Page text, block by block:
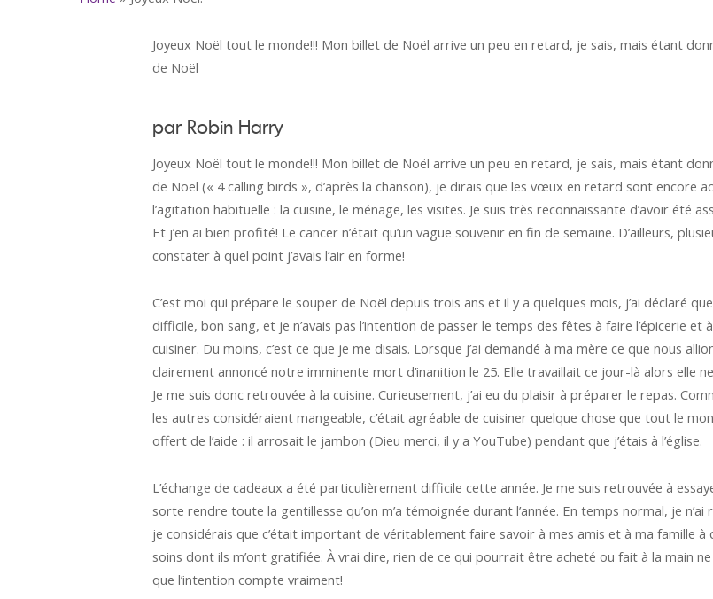
Joyeux Noël tout le monde!!! Mon billet de Noël arrive un peu en retard, je sais, mais étant
de Noël
par Robin Harry
Joyeux Noël tout le monde!!! Mon billet de Noël arrive un peu en retard, je sais, mais étant
de Noël (« 4 calling birds », d’après la chanson), je dirais que les vœux en retard sont encore
l’agitation habituelle : la cuisine, le ménage, les visites. Je suis très reconnaissante d’avoir
Et j’en ai bien profité! Le cancer n’était qu’un vague souvenir en fin de semaine. D’ailleurs,
constater à quel point j’avais l’air en forme!
C’est moi qui prépare le souper de Noël depuis trois ans et il y a quelques mois, j’ai déclaré
difficile, bon sang, et je n’avais pas l’intention de passer le temps des fêtes à faire l’épicerie et
cuisiner. Du moins, c’est ce que je me disais. Lorsque j’ai demandé à ma mère ce que nous
clairement annoncé notre imminente mort d’inanition le 25. Elle travaillait ce jour-là alors elle
Je me suis donc retrouvée à la cuisine. Curieusement, j’ai eu du plaisir à préparer le repas.
les autres considéraient mangeable, c’était agréable de cuisiner quelque chose que tout le
offert de l’aide : il arrosait le jambon (Dieu merci, il y a YouTube) pendant que j’étais à l’église.
L’échange de cadeaux a été particulièrement difficile cette année. Je me suis retrouvée à
sorte rendre toute la gentillesse qu’on m’a témoignée durant l’année. En temps normal, je
je considérais que c’était important de véritablement faire savoir à mes amis et à ma famille
soins dont ils m’ont gratifiée. À vrai dire, rien de ce qui pourrait être acheté ou fait à la main
que l’intention compte vraiment!